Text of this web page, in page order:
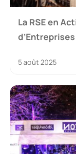
La RSE en
5 août 2025